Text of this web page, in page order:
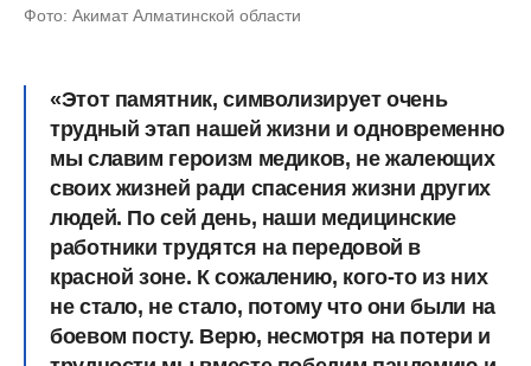
Фото: Акимат Алматинской области
«Этот памятник, символизирует очень
трудный этап нашей жизни и одновременно
мы славим героизм медиков, не жалеющих
своих жизней ради спасения жизни других
людей. По сей день, наши медицинские
работники трудятся на передовой в
красной зоне. К сожалению, кого-то из них
не стало, не стало, потому что они были на
боевом посту. Верю, несмотря на потери и